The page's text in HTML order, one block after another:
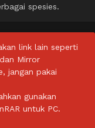
spesies.
link lain seperti
Mirror
jangan pakai
gunakan
untuk PC.